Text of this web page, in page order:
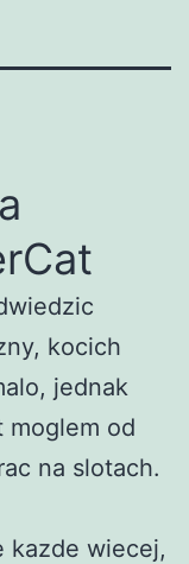
kocich
jednak
moglem od
na slotach.
kazde wiecej,